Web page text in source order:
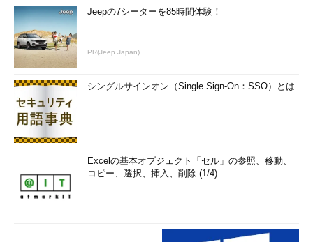
Jeepの7シーターを85時間体験！
PR(Jeep Japan)
シングルサインオン（Single Sign-On：SSO）とは
Excelの基本オブジェクト「セル」の参照、移動、
コピー、選択、挿入、削除 (1/4)